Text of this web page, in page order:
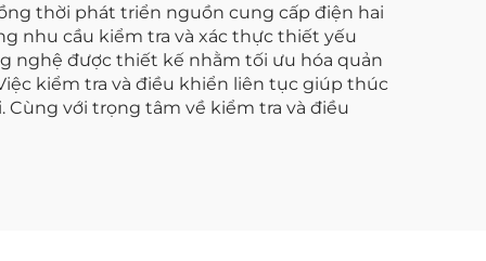
thời phát triển nguồn cung cấp điện hai
nhu cầu kiểm tra và xác thực thiết yếu
nghệ được thiết kế nhằm tối ưu hóa quản
kiểm tra và điều khiển liên tục giúp thúc
với trọng tâm về kiểm tra và điều